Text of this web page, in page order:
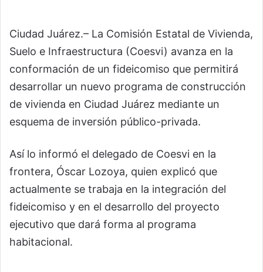
Ciudad Juárez.– La Comisión Estatal de Vivienda,
Suelo e Infraestructura (Coesvi) avanza en la
conformación de un fideicomiso que permitirá
desarrollar un nuevo programa de construcción
de vivienda en Ciudad Juárez mediante un
esquema de inversión público-privada.
Así lo informó el delegado de Coesvi en la
frontera, Óscar Lozoya, quien explicó que
actualmente se trabaja en la integración del
fideicomiso y en el desarrollo del proyecto
ejecutivo que dará forma al programa
habitacional.